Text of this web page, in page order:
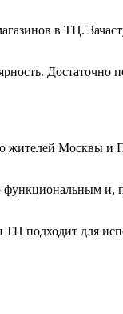
в ТЦ.
Достаточно
Москвы и
и,
подходит для